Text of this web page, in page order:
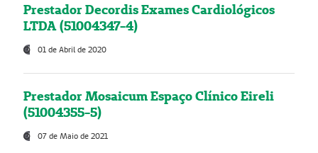
Prestador Decordis Exames Cardiológicos
LTDA (51004347-4)
01 de Abril de 2020
Prestador Mosaicum Espaço Clínico Eireli
(51004355-5)
07 de Maio de 2021